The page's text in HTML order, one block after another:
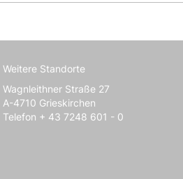
Weitere Standorte
Wagnleithner Straße 27
A-4710 Grieskirchen
Telefon + 43 7248 601 - 0